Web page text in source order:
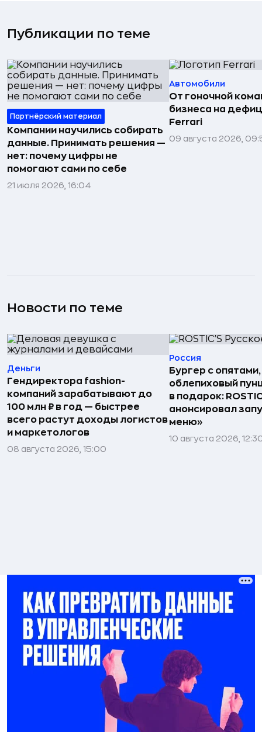
Публикации по теме
Партнёрский материал
Компании научились собирать
данные. Принимать решения —
нет: почему цифры не
помогают сами по себе
21 июля 2026, 16:04
Автомобили
От гоночной
бизнеса на
Ferrari
09 августа 2026,
Новости по теме
Деньги
Гендиректора fashion-
компаний зарабатывают до
100 млн ₽ в год — быстрее
всего растут доходы логистов
и маркетологов
08 августа 2026, 15:00
Россия
Бургер с опятами,
облепиховый
в подарок:
анонсировал
меню»
10 августа 2026,